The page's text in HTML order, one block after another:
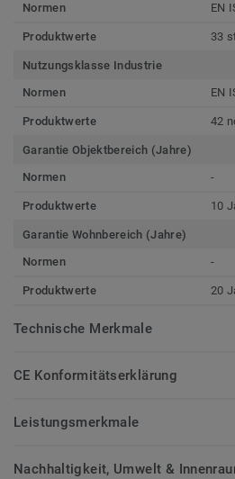
Normen
EN
Produktwerte 33
Nutzungsklasse Industrie
Normen
EN
Produktwerte 42
Garantie Objektbereich (Jahre)
Normen
-
Produktwerte 10
Garantie Wohnbereich (Jahre)
Normen
-
Produktwerte 20
Technische Merkmale
CE Konformitätserklärung
Leistungsmerkmale
Nachhaltigkeit, Umwelt &